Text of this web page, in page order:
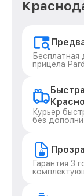
Бесплатная
прицела
Курьер
без
Гарантия 3